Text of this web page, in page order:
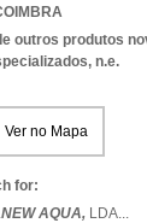
outros produtos
n.e.
Ver no Mapa
for:
NEW AQUA, LDA...